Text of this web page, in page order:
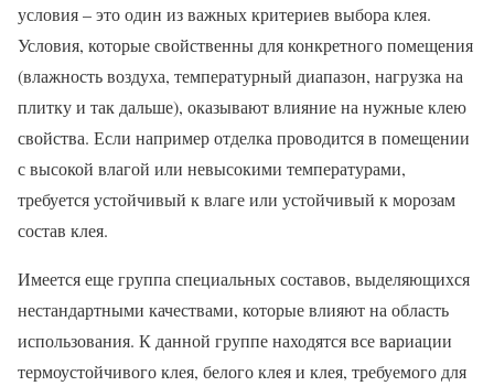
условия – это один из важных критериев выбора клея.
Условия, которые свойственны для конкретного помещения
(влажность воздуха, температурный диапазон, нагрузка на
плитку и так дальше), оказывают влияние на нужные клею
свойства. Если например отделка проводится в помещении
с высокой влагой или невысокими температурами,
требуется устойчивый к влаге или устойчивый к морозам
состав клея.
Имеется еще группа специальных составов, выделяющихся
нестандартными качествами, которые влияют на область
использования. К данной группе находятся все вариации
термоустойчивого клея, белого клея и клея, требуемого для